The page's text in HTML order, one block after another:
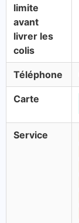
limite
avant
livrer les
colis
Téléphone
Carte
Service